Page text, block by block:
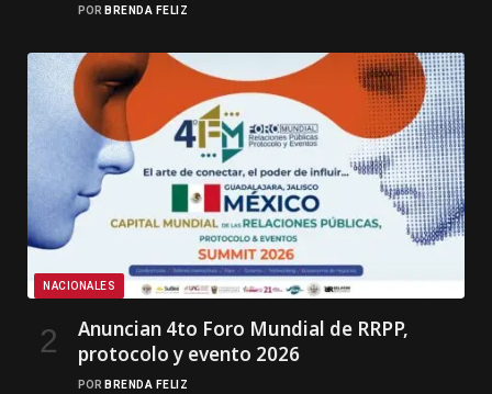
POR BRENDA FELIZ
NACIONALES
Anuncian 4to Foro Mundial de RRPP,
protocolo y evento 2026
POR BRENDA FELIZ